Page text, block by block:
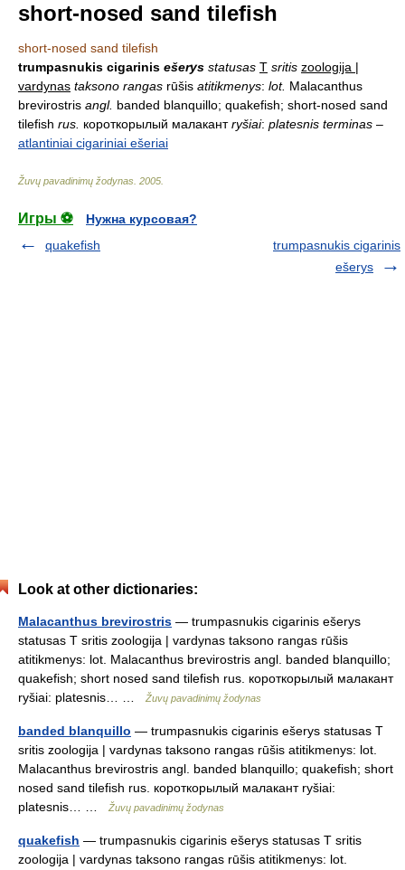
short-nosed sand tilefish
short-nosed sand tilefish
trumpasnukis cigarinis ešerys statusas T sritis zoologija |
vardynas taksono rangas rūšis atitikmenys: lot. Malacanthus
brevirostris angl. banded blanquillo; quakefish; short-nosed sand
tilefish rus. короткорылый малакантryšiai: platesnis terminas –
atlantiniai cigariniai ešeriai
Žuvų pavadinimų žodynas 2005
Игры ⚽
Нужна курсовая?
quakefish
trumpasnukis cigarinis
ešerys
Look at other dictionaries:
Malacanthus brevirostris — trumpasnukis cigarinis ešerys
statusas T sritis zoologija | vardynas taksono rangas rūšis
atitikmenys: lot. Malacanthus brevirostris angl. banded blanquillo;
quakefish; short nosed sand tilefish rus. короткорылый малакант
ryšiai: platesnis… …
Žuvų pavadinimų žodynas
banded blanquillo — trumpasnukis cigarinis ešerys statusas T
sritis zoologija | vardynas taksono rangas rūšis atitikmenys: lot.
Malacanthus brevirostris angl. banded blanquillo; quakefish; short
nosed sand tilefish rus. короткорылый малакант ryšiai:
platesnis… …
Žuvų pavadinimų žodynas
quakefish — trumpasnukis cigarinis ešerys statusas T sritis
zoologija | vardynas taksono rangas rūšis atitikmenys: lot.